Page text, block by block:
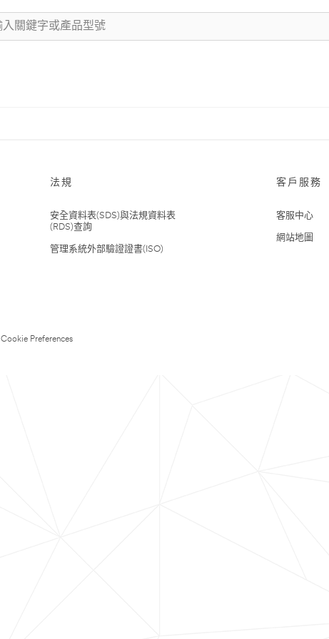
法規
安全資料表(SDS)與法規資料表
(RDS)查詢
管理系統外部驗證證書(ISO)
客戶服務
客服中心
網站地圖
Cookie Preferences